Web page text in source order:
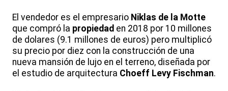
El vendedor es el empresario Niklas de la Motte
que compró la propiedad en 2018 por 10 millones
de dolares (9.1 millones de euros) pero multiplicó
su precio por diez con la construcción de una
nueva mansión de lujo en el terreno, diseñada por
el estudio de arquitectura Choeff Levy Fischman.